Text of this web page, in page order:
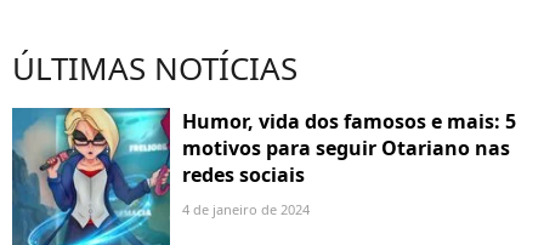
ÚLTIMAS NOTÍCIAS
Humor, vida dos famosos e mais: 5
motivos para seguir Otariano nas
redes sociais
4 de janeiro de 2024